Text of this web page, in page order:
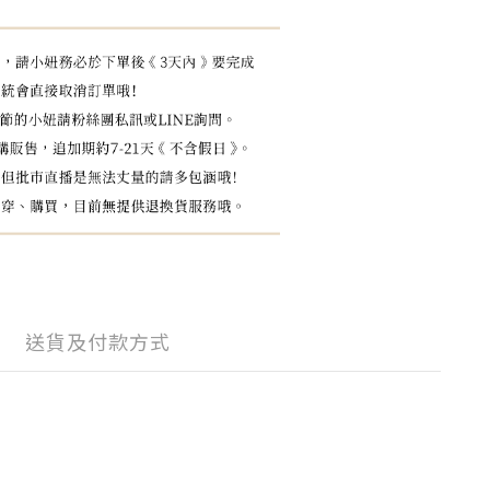
送貨及付款方式